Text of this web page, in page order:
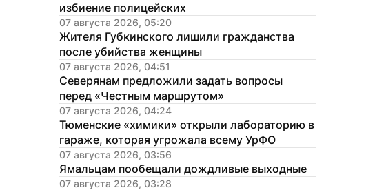
избиение полицейских
07 августа 2026, 05:20
Жителя Губкинского лишили гражданства
после убийства женщины
07 августа 2026, 04:51
Северянам предложили задать вопросы
перед «Честным маршрутом»
07 августа 2026, 04:24
Тюменские «химики» открыли лабораторию в
гараже, которая угрожала всему УрФО
07 августа 2026, 03:56
Ямальцам пообещали дождливые выходные
07 августа 2026, 03:28